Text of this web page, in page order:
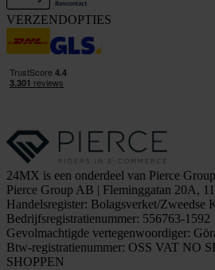
VERZENDOPTIES
24MX is een onderdeel van Pierce
Pierce Group AB | Fleminggatan 20A,
Handelsregister: Bolagsverket/Zweedse
Bedrijfsregistratienummer: 556763-1592
Gevolmachtigde vertegenwoordiger:
Btw-registratienummer: OSS VAT NO
SHOPPEN